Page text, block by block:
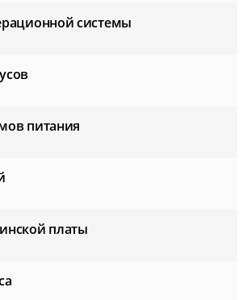
системы
питания
платы